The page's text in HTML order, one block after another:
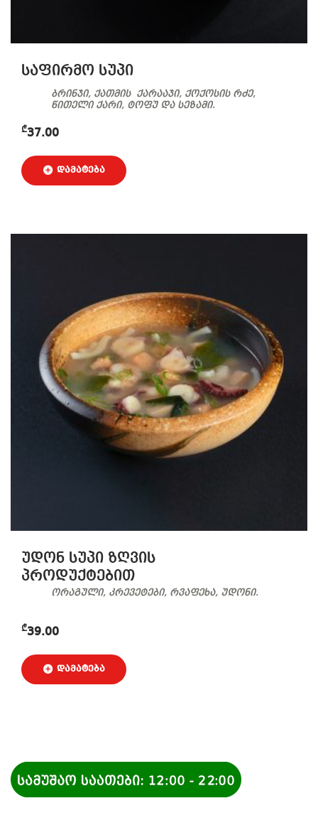
საფირმო სუპი
ბრინჯი, ქათმის ქარააჯი, ქოქოსის რძე,
წითელი ქარი, ტოფუ და სეზამი.
₾37.00
უდონ სუპი ზღვის
პროდუქტებით
ორაგული, კრევეტები, რვაფეხა, უდონი.
₾39.00